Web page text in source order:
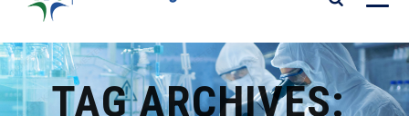
TAG ARCHIVES: